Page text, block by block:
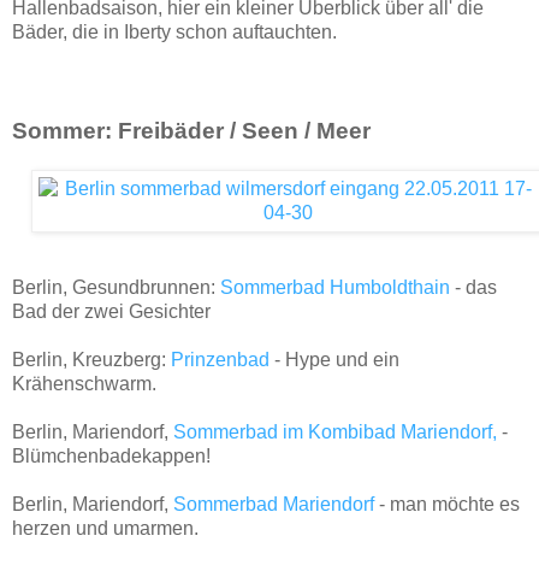
Hallenbadsaison, hier ein kleiner Überblick über all' die
Bäder, die in Iberty schon auftauchten.
Sommer: Freibäder / Seen / Meer
Berlin, Gesundbrunnen: Sommerbad Humboldthain - das
Bad der zwei Gesichter
Berlin, Kreuzberg: Prinzenbad - Hype und ein
Krähenschwarm.
Berlin, Mariendorf, Sommerbad im Kombibad Mariendorf, -
Blümchenbadekappen!
Berlin, Mariendorf, Sommerbad Mariendorf- man möchte es
herzen und umarmen.